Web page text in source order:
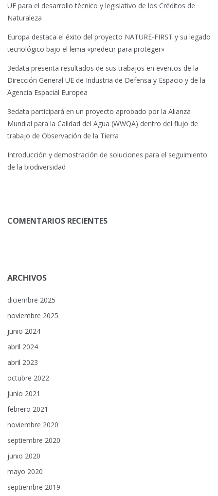
UE para el desarrollo técnico y legislativo de los Créditos de
Naturaleza
Europa destaca el éxito del proyecto NATURE-FIRST y su legado
tecnológico bajo el lema «predecir para proteger»
3edata presenta resultados de sus trabajos en eventos de la
Dirección General UE de Industria de Defensa y Espacio y de la
Agencia Espacial Europea
3edata participará en un proyecto aprobado por la Alianza
Mundial para la Calidad del Agua (WWQA) dentro del flujo de
trabajo de Observación de la Tierra
Introducción y demostración de soluciones para el seguimiento
de la biodiversidad
COMENTARIOS RECIENTES
ARCHIVOS
diciembre 2025
noviembre 2025
junio 2024
abril 2024
abril 2023
octubre 2022
junio 2021
febrero 2021
noviembre 2020
septiembre 2020
junio 2020
mayo 2020
septiembre 2019